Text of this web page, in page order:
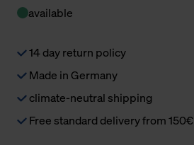
available
14 day return policy
Made in Germany
climate-neutral shipping
Free standard delivery from 150€